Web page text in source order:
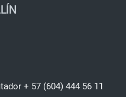
+ 57 (604) 444 56 11